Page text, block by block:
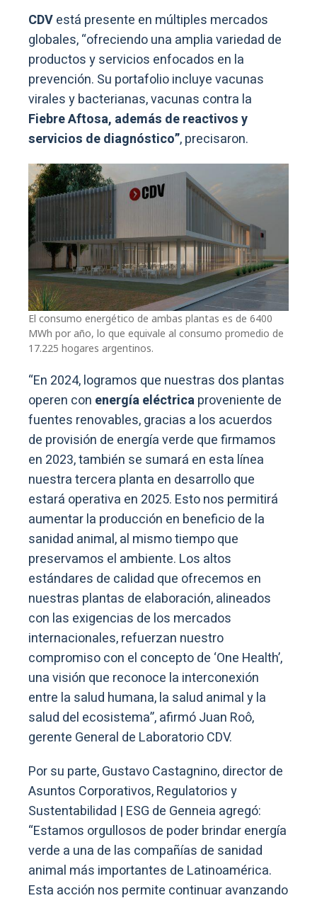
CDVestá presente en múltiples mercados
globales, “ofreciendo una amplia variedad de
productos y servicios enfocados en la
prevención. Su portafolio incluye vacunas
virales y bacterianas, vacunas contra la
Fiebre Aftosa, además de reactivos y
servicios de diagnóstico”, precisaron.
El consumo energético de ambas plantas es de 6400
MWh por año, lo que equivale al consumo promedio de
17.225 hogares argentinos.
“En 2024, logramos que nuestras dos plantas
operen con energía eléctricaproveniente de
fuentes renovables, gracias a los acuerdos
de provisión de energía verde que firmamos
en 2023, también se sumará en esta línea
nuestra tercera planta en desarrollo que
estará operativa en 2025. Esto nos permitirá
aumentar la producción en beneficio de la
sanidad animal, al mismo tiempo que
preservamos el ambiente. Los altos
estándares de calidad que ofrecemos en
nuestras plantas de elaboración, alineados
con las exigencias de los mercados
internacionales, refuerzan nuestro
compromiso con el concepto de ‘One Health’,
una visión que reconoce la interconexión
entre la salud humana, la salud animal y la
salud del ecosistema”, afirmó Juan Roô,
gerente General de Laboratorio CDV.
Por su parte, Gustavo Castagnino, director de
Asuntos Corporativos, Regulatorios y
Sustentabilidad | ESG de Genneia agregó:
“Estamos orgullosos de poder brindar energía
verde a una de las compañías de sanidad
animal más importantes de Latinoamérica.
Esta acción nos permite continuar avanzando